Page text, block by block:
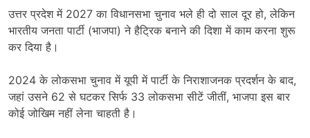
उत्तर प्रदेश में 2027 का विधानसभा चुनाव भले ही दो साल दूर हो, लेकिन
भारतीय जनता पार्टी (भाजपा) ने हैट्रिक बनाने की दिशा में काम करना शुरू
कर दिया है।
2024 के लोकसभा चुनाव में यूपी में पार्टी के निराशाजनक प्रदर्शन के बाद,
जहां उसने 62 से घटकर सिर्फ 33 लोकसभा सीटें जीतीं, भाजपा इस बार
कोई जोखिम नहीं लेना चाहती है।